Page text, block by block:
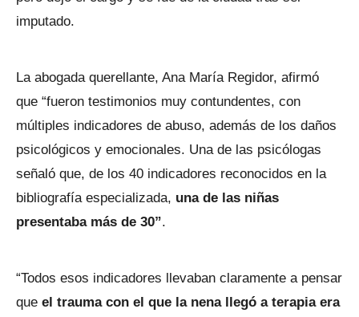
imputado.
La abogada querellante, Ana María Regidor, afirmó
que “fueron testimonios muy contundentes, con
múltiples indicadores de abuso, además de los daños
psicológicos y emocionales. Una de las psicólogas
señaló que, de los 40 indicadores reconocidos en la
bibliografía especializada, una de las niñas
presentaba más de 30”.
“Todos esos indicadores llevaban claramente a pensar
que el trauma con el que la nena llegó a terapia era